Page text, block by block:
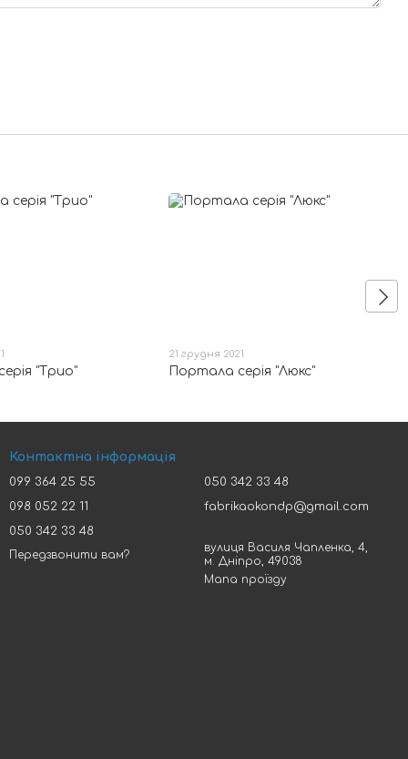
"Трио"
21 грудня 2021
Портала серія "Люкс"
Контактна інформація
099 364 25 55
098 052 22 11
050 342 33 48
Передзвонити вам?
050 342 33 48
fabrikaokondp@gmail.com
вулиця Василя Чапленка, 4,
м. Дніпро, 49038
Мапа проїзду